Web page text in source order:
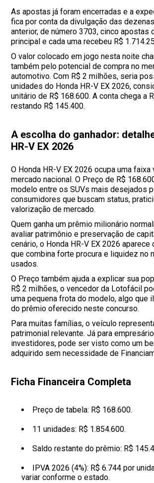
As apostas já foram encerradas e a
fica por conta da divulgação das
anterior, de número 3703, cinco apostas
principal e cada uma recebeu R$
O valor colocado em jogo nesta noite
também pelo potencial de compra no
automotivo. Com R$ 2 milhões, seria
unidades do Honda HR-V EX 2026,
unitário de R$ 168.600. A conta chega a
restando R$ 145.400.
A escolha do ganhador:
HR-V EX 2026
O Honda HR-V EX 2026 ocupa uma
mercado nacional. O Preço de R$
modelo entre os SUVs mais desejados
consumidores que buscam status,
valorização de mercado.
Quem ganha um prêmio milionário
avaliar patrimônio e preservação de
cenário, o Honda HR-V EX 2026 aparece
que combina forte procura e liquidez no
usados.
O Preço também ajuda a explicar sua
R$ 2 milhões, o vencedor da Lotofácil
uma pequena frota do modelo, algo que
do prêmio oferecido neste concurso.
Para muitas famílias, o veículo
patrimonial relevante. Já para
investidores, pode ser visto como um
adquirido sem necessidade de
Ficha Financeira Completa
Preço de tabela: R$ 168.600.
11 unidades: R$ 1.854.600.
Saldo restante do prêmio: R$
IPVA 2026 (4%): R$ 6.744 por
variar conforme o estado.